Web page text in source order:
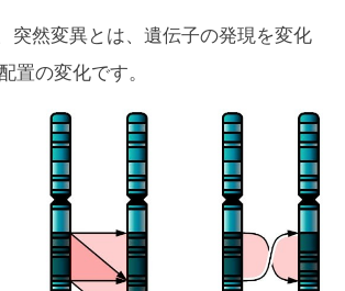
突然変異とは、遺伝子の発現を変化
置の変化です。